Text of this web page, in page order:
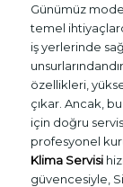
Günümüz
temel
iş yerlerinde
özellikleri,
çıkar. Ancak,
için doğru
profesyonel
Klima Servisi
güvencesiyle,